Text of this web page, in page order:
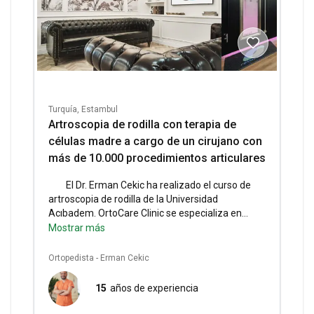
Turquía, Estambul
Artroscopia de rodilla con terapia de
células madre a cargo de un cirujano con
más de 10.000 procedimientos articulares
Ortopedista - Erman Cekic
15 años de experiencia
El Dr. Erman Cekic ha realizado el curso de
artroscopia de rodilla de la Universidad
Acıbadem. OrtoCare Clinic se especializa en
ortopedia, fisioterapia, pilates médico y
incluidos:Consulta con un ortopedista, consulta
con un nutricionista, examen de seguimiento,
anestesia general, pruebas preoperatorias, hotel
de 5*, traslado VIP.
Información sobre la estancia
Mostrar más